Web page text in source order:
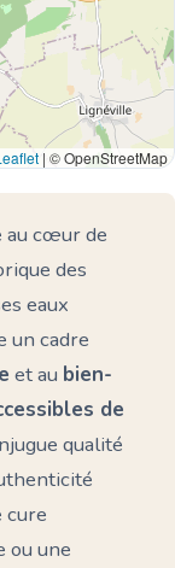
| © OpenStreetMap
au cœur de
des
eaux
un cadre
et au bien-
de
qualité
cure
ou une